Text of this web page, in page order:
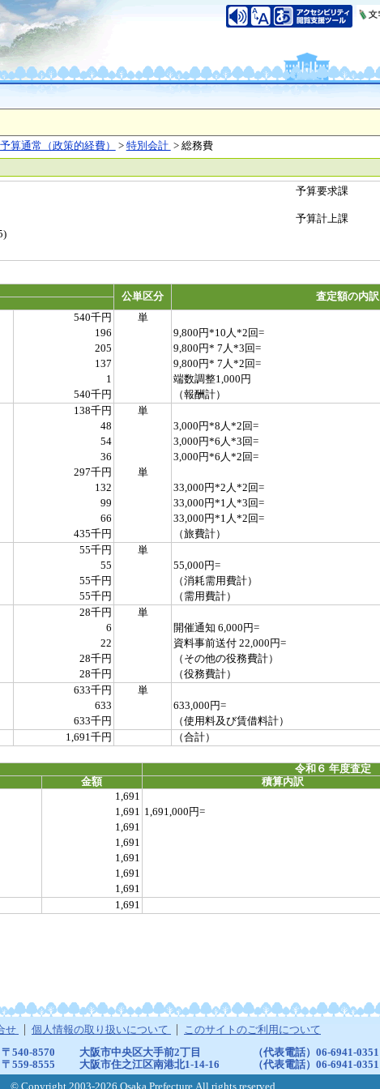
算通常（政策的経費） > 特別会計 > 総務費
予算要求課
予算計上課
公単区分 査定額の内訳
540千円 単
196 9,800円*10人*2回=
205 9,800円* 7人*3回=
137 9,800円* 7人*2回=
1 端数調整1,000円
540千円 （報酬計）
138千円 単
48 3,000円*8人*2回=
54 3,000円*6人*3回=
36 3,000円*6人*2回=
297千円 単
132 33,000円*2人*2回=
99 33,000円*1人*3回=
66 33,000円*1人*2回=
435千円 （旅費計）
55千円 単
55 55,000円=
55千円 （消耗需用費計）
55千円 （需用費計）
28千円 単
6 開催通知 6,000円=
22 資料事前送付 22,000円=
28千円 （その他の役務費計）
28千円 （役務費計）
633千円 単
633 633,000円=
633千円 （使用料及び賃借料計）
1,691千円 （合計）
令和６ 年度査定
金額 積算内訳
1,691
1,691 1,691,000円=
1,691
1,691
1,691
1,691
1,691
1,691
せ 個人情報の取り扱いについて このサイトのご利用について
〒540-8570 大阪市中央区大手前2丁目
（代表電話）06-6941-0351
〒559-8555 大阪市住之江区南港北1-14-16
（代表電話）06-6941-0351
© Copyright 2003-2026 Osaka Prefecture,All rights reserved.